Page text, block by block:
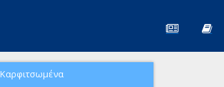
Καρφιτσωμένα